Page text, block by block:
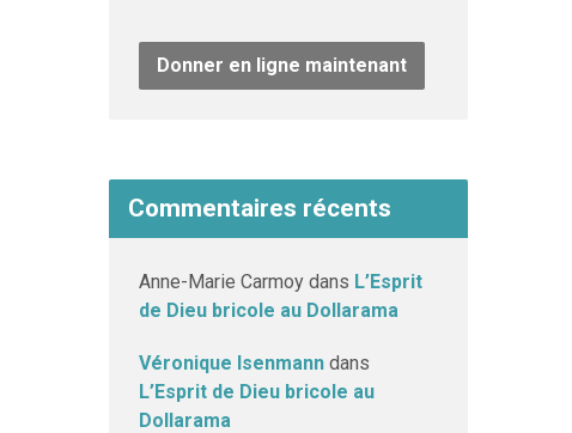
Donner en ligne maintenant
Commentaires récents
Anne-Marie Carmoy dans L’Esprit
de Dieu bricole au Dollarama
Véronique Isenmann dans
L’Esprit de Dieu bricole au
Dollarama